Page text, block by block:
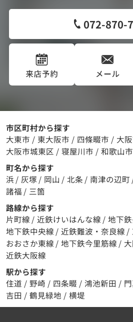
072-870-
市区町村から探す
大東市 / 東大阪市 / 四條畷市 / 大
大阪市城東区 / 寝屋川市 / 和歌山市
町名から探す
浜 / 灰塚 / 岡山 / 北条 / 南津の辺町
諸福 / 三箇
路線から探す
片町線 / 近鉄けいはんな線 / 地下
地下鉄中央線 / 近鉄難波・奈良線 /
おおさか東線 / 地下鉄今里筋線 /
近鉄大阪線
駅から探す
住道 / 野崎 / 四条畷 / 鴻池新田 /
吉田 / 鶴見緑地 / 横堤